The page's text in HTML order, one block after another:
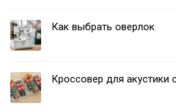
Как выбрать оверлок
Кроссовер для акустики